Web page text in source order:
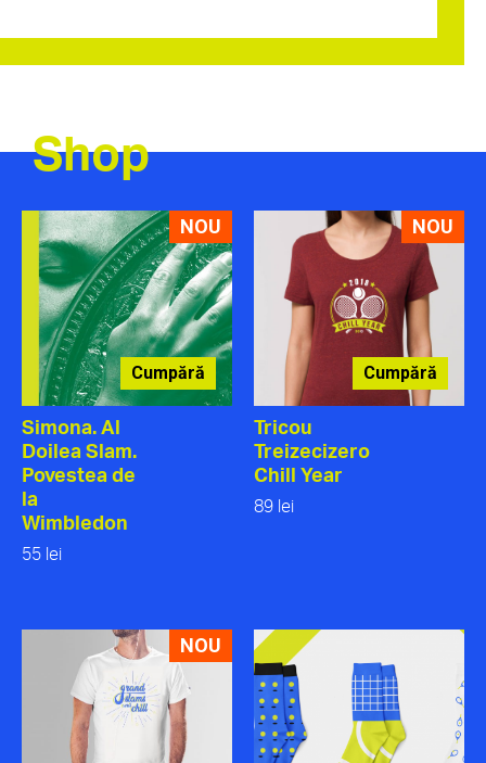
Shop
NOU
Cumpără
Simona. Al
Doilea Slam.
Povestea de
la
Wimbledon
55 lei
NOU
Cumpără
Tricou
Treizecizero
Chill Year
89 lei
NOU